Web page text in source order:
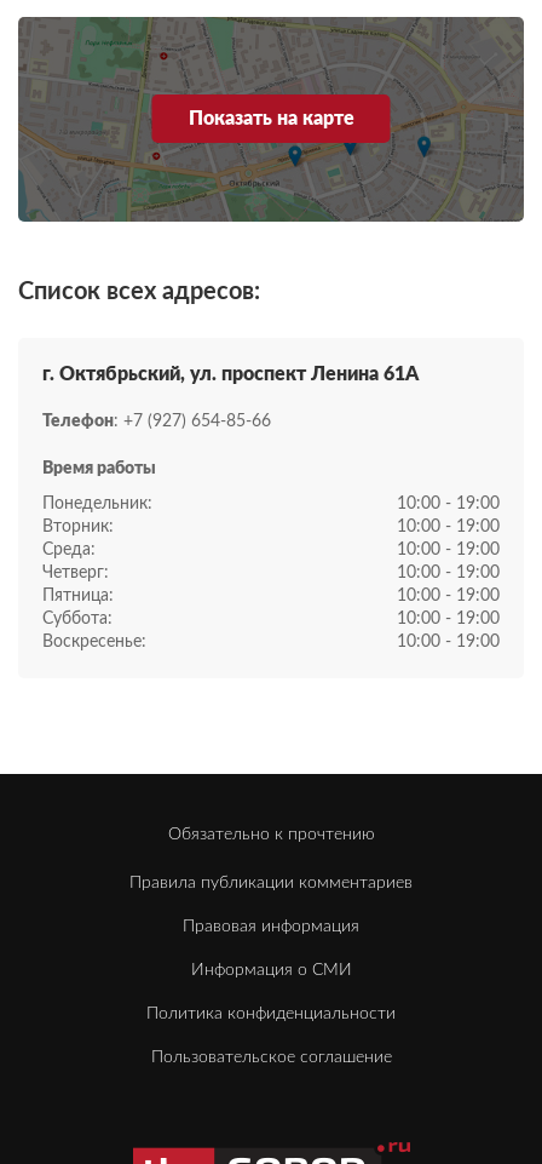
Показать на карте
Список всех адресов:
г. Октябрьский, ул. ​проспект Ленина 61А
Телефон: +7 (927) 654-85-66
Время работы
Понедельник:
10:00 - 19:00
Вторник:
10:00 - 19:00
Среда:
10:00 - 19:00
Четверг:
10:00 - 19:00
Пятница:
10:00 - 19:00
Суббота:
10:00 - 19:00
Воскресенье:
10:00 - 19:00
Обязательно к прочтению
Правила публикации комментариев
Правовая информация
Информация о СМИ
Политика конфиденциальности
Пользовательское соглашение